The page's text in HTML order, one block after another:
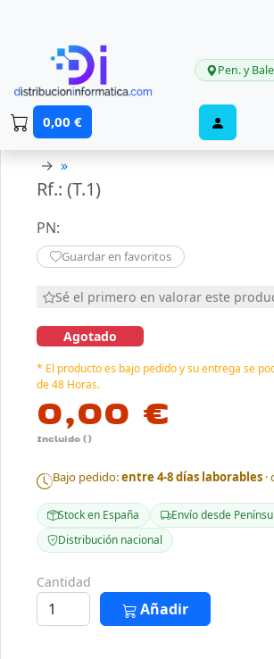
Pen. y
0,00 €
→ »
Rf.: (T.1)
PN:
Guardar en favoritos
Sé el primero en valorar este
Agotado
* El producto es bajo pedido y su entrega se
de 48 Horas.
0,00 €
Incluido ()
Bajo pedido:entre 4-8 días laborables
Stock en España
Envío desde
Distribución nacional
Cantidad
Añadir